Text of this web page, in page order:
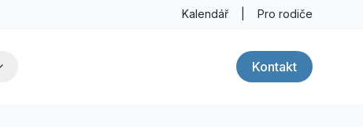
Kalendář Pro rodiče
Kontakt